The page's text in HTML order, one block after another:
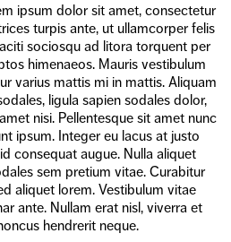
ipsum dolor sit amet, consectetur
turpis ante, ut ullamcorper felis
sociosqu ad litora torquent per
himenaeos. Mauris vestibulum
varius mattis mi in mattis. Aliquam
ligula sapien sodales dolor,
nisi. Pellentesque sit amet nunc
ipsum. Integer eu lacus at justo
consequat augue. Nulla aliquet
sem pretium vitae. Curabitur
aliquet lorem. Vestibulum vitae
ante. Nullam erat nisl, viverra et
hendrerit neque.